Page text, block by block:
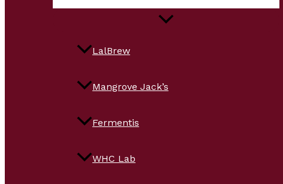
LalBrew
Mangrove Jack’s
Fermentis
WHC Lab